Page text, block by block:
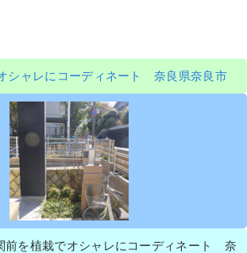
シャレにコーディネート 奈良県奈良市
前を植栽でオシャレにコーディネート 奈